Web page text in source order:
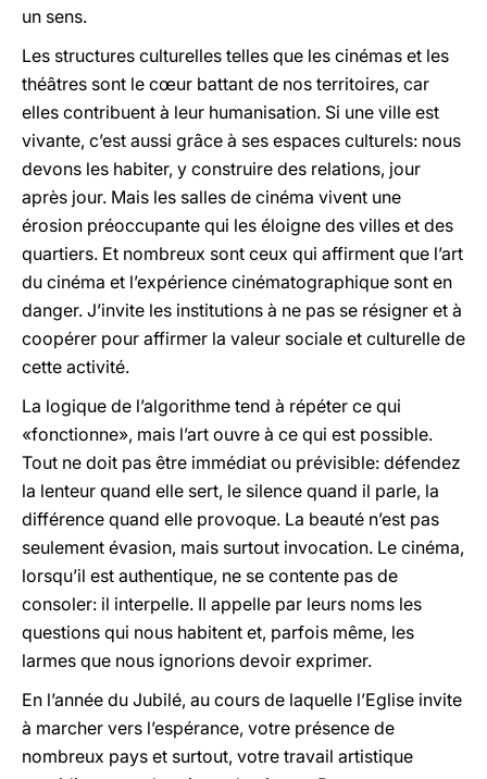
un sens.
Les structures culturelles telles que les cinémas et les
théâtres sont le cœur battant de nos territoires, car
elles contribuent à leur humanisation. Si une ville est
vivante, c’est aussi grâce à ses espaces culturels: nous
devons les habiter, y construire des relations, jour
après jour. Mais les salles de cinéma vivent une
érosion préoccupante qui les éloigne des villes et des
quartiers. Et nombreux sont ceux qui affirment que l’art
du cinéma et l’expérience cinématographique sont en
danger. J’invite les institutions à ne pas se résigner et à
coopérer pour affirmer la valeur sociale et culturelle de
cette activité.
La logique de l’algorithme tend à répéter ce qui
«fonctionne», mais l’art ouvre à ce qui est possible.
Tout ne doit pas être immédiat ou prévisible: défendez
la lenteur quand elle sert, le silence quand il parle, la
différence quand elle provoque. La beauté n’est pas
seulement évasion, mais surtout invocation. Le cinéma,
lorsqu’il est authentique, ne se contente pas de
consoler: il interpelle. Il appelle par leurs noms les
questions qui nous habitent et, parfois même, les
larmes que nous ignorions devoir exprimer.
En l’année du Jubilé, au cours de laquelle l’Eglise invite
à marcher vers l’espérance, votre présence de
nombreux pays et surtout, votre travail artistique